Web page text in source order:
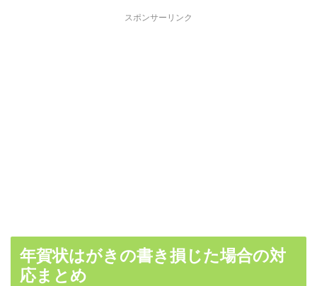
スポンサーリンク
年賀状はがきの書き損じた場合の対
応まとめ